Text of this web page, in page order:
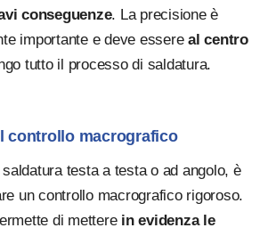
conseguenze. La precisione è
importante e deve essereal centro
tutto il processo di saldatura.
controllo macrografico
testa a testa o ad angolo, è
un controllo macrografico rigoroso.
di metterein evidenza le